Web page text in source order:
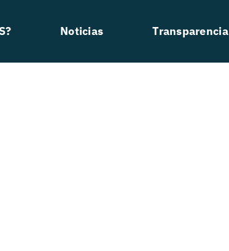
Noticias Transparencia